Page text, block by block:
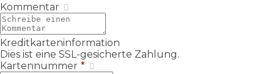
Kommentar
Kreditkarteninformation
Dies ist eine SSL-gesicherte Zahlung.
Kartennummer *